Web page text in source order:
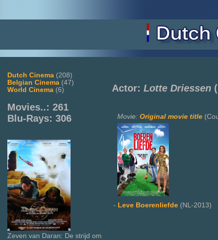
Dutch Cinema (208)
Belgian Cinema (47)
World Cinema (6)
Movies..: 261
Blu-Rays: 306
Zeven van Daran: De strijd om
Actor: Lotte Driessen
Movie: Original movie title
- Leve Boerenliefde (NL-2013)